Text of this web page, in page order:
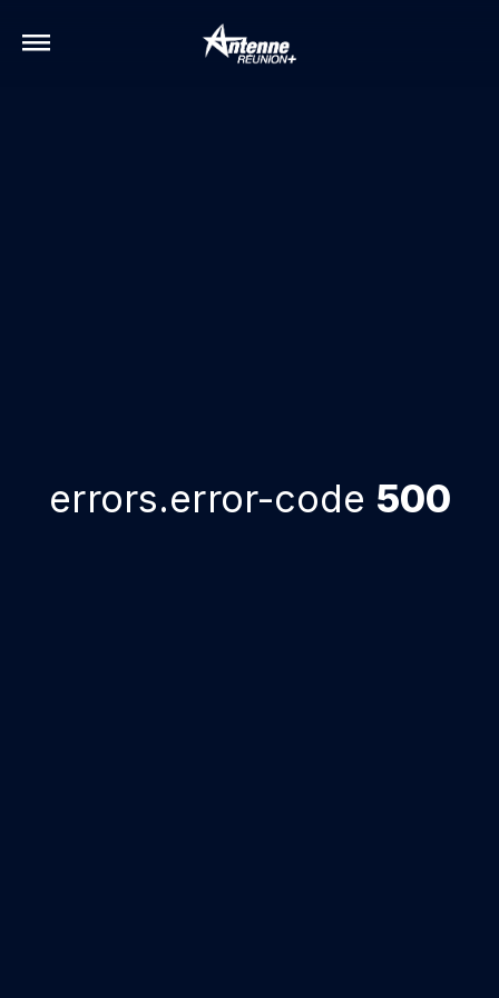
errors.error-code 500